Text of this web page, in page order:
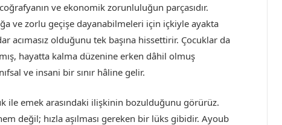
ve ekonomik zorunluluğun parçasıdır.
ve zorlu geçişe dayanabilmeleri için içkiyle ayakta
acımasız olduğunu tek başına hissettirir. Çocuklar da
hayatta kalma düzenine erken dâhil olmuş
ve insani bir sınır hâline gelir.
ile emek arasındaki ilişkinin bozulduğunu görürüz.
değil; hızla aşılması gereken bir lüks gibidir. Ayoub